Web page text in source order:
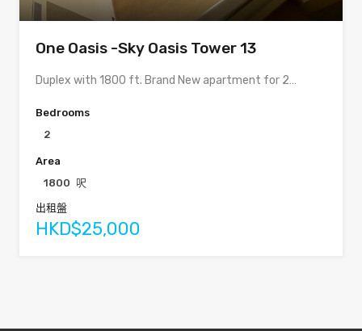
One Oasis -Sky Oasis Tower 13
Duplex with 1800 ft. Brand New apartment for 2…
Bedrooms
2
Area
1800 呎
出租盤
HKD$25,000